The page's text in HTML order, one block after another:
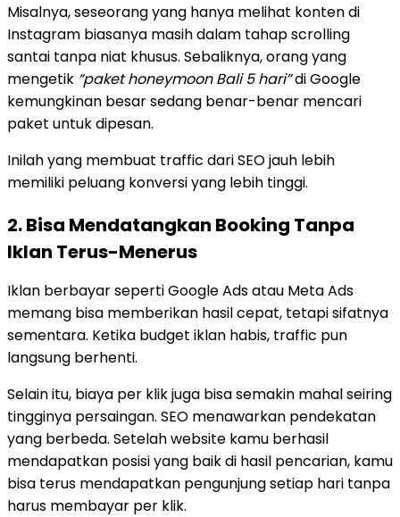
Misalnya, seseorang yang hanya melihat konten di
Instagram biasanya masih dalam tahap scrolling
santai tanpa niat khusus. Sebaliknya, orang yang
mengetik “paket honeymoon Bali 5 hari”di Google
kemungkinan besar sedang benar-benar mencari
paket untuk dipesan.
Inilah yang membuat traffic dari SEO jauh lebih
memiliki peluang konversi yang lebih tinggi.
2. Bisa Mendatangkan Booking Tanpa
Iklan Terus-Menerus
Iklan berbayar seperti Google Ads atau Meta Ads
memang bisa memberikan hasil cepat, tetapi sifatnya
sementara. Ketika budget iklan habis, traffic pun
langsung berhenti.
Selain itu, biaya per klik juga bisa semakin mahal seiring
tingginya persaingan. SEO menawarkan pendekatan
yang berbeda. Setelah website kamu berhasil
mendapatkan posisi yang baik di hasil pencarian, kamu
bisa terus mendapatkan pengunjung setiap hari tanpa
harus membayar per klik.